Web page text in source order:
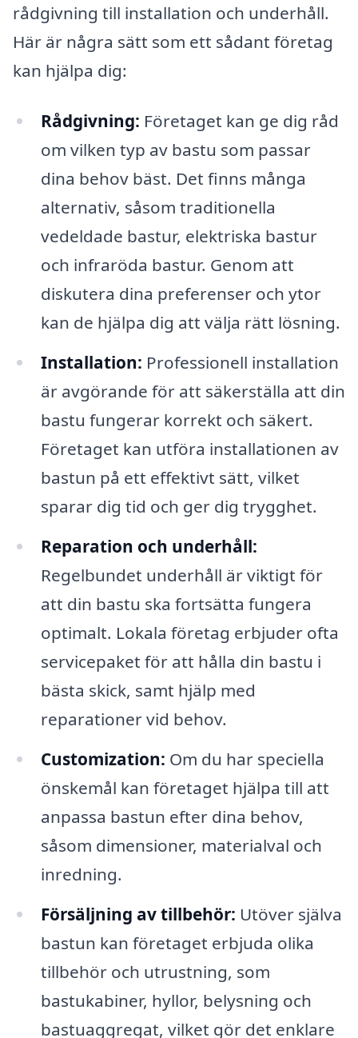
rådgivning till installation och underhåll.
Här är några sätt som ett sådant företag
kan hjälpa dig:
Rådgivning: Företaget kan ge dig råd
om vilken typ av bastu som passar
dina behov bäst. Det finns många
alternativ, såsom traditionella
vedeldade bastur, elektriska bastur
och infraröda bastur. Genom att
diskutera dina preferenser och ytor
kan de hjälpa dig att välja rätt lösning.
Installation: Professionell installation
är avgörande för att säkerställa att din
bastu fungerar korrekt och säkert.
Företaget kan utföra installationen av
bastun på ett effektivt sätt, vilket
sparar dig tid och ger dig trygghet.
Reparation och underhåll:
Regelbundet underhåll är viktigt för
att din bastu ska fortsätta fungera
optimalt. Lokala företag erbjuder ofta
servicepaket för att hålla din bastu i
bästa skick, samt hjälp med
reparationer vid behov.
Customization: Om du har speciella
önskemål kan företaget hjälpa till att
anpassa bastun efter dina behov,
såsom dimensioner, materialval och
inredning.
Försäljning av tillbehör: Utöver själva
bastun kan företaget erbjuda olika
tillbehör och utrustning, som
bastukabiner, hyllor, belysning och
bastuaggregat, vilket gör det enklare